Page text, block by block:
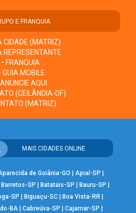
E FRANQUIA
CIDADE (MATRIZ)
REPRESENTANTE
• FRANQUIA
GUIA MOBILE
ANUNCIE AQUI
(CEILÂNDIA-DF)
(MATRIZ)
MAIS CIDADES ONLINE
de Goiânia-GO Apiaí-SP
Barretos-SP Batatais-SP Bauru-SP
SP Biguaçu-SC Boa Vista-RR
BA| Cabreúva-SP Cajamar-SP